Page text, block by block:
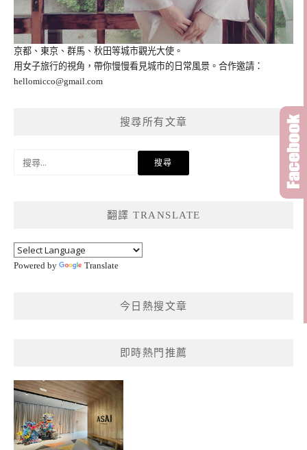
京都、東京、群馬、秋田等城市觀光大使。
用女子旅行的視角，帶你慢慢看見城市的日常風景。合作邀請：
hellomicco@gmail.com
搜尋所有文章
翻譯 TRANSLATE
Powered by Translate
今日熱搜文章
即時熱門推薦